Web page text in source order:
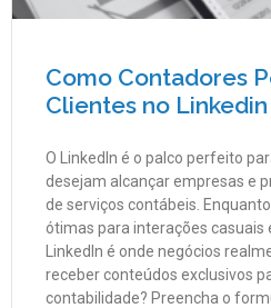
Como Contadores
Clientes no Linkedin
O LinkedIn é o palco perfeito
desejam alcançar empresas e
de serviços contábeis.
ótimas para interações casuais
LinkedIn é onde negócios
receber conteúdos exclusivos
contabilidade? Preencha o